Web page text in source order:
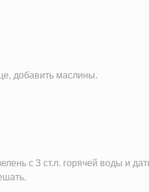
добавить маслины.
с 3 ст.л. горячей воды и